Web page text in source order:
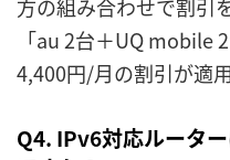
方の組み合わせで割引
「au 2台＋UQ mobile
4,400円/月の割引が適用
Q4. IPv6対応ルータ